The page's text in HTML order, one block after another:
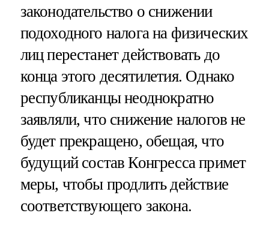
законодательство о снижении
подоходного налога на физических
лиц перестанет действовать до
конца этого десятилетия. Однако
республиканцы неоднократно
заявляли, что снижение налогов не
будет прекращено, обещая, что
будущий состав Конгресса примет
меры, чтобы продлить действие
соответствующего закона.